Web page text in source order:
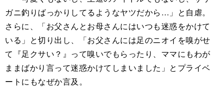
ガニ釣りばっかりしてるようなヤツだから…」と自虐。
さらに、「お父さんとお母さんにはいつも迷惑をかけて
いる」と切り出し、「お父さんには足のニオイを嗅がせ
て『足クサい？』って嗅いでもらったり、ママにもわが
ままばかり言って迷惑かけてしまいました」とプライベ
ートにもなぜか言及。